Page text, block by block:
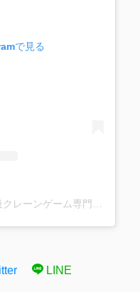
で見る
LINE